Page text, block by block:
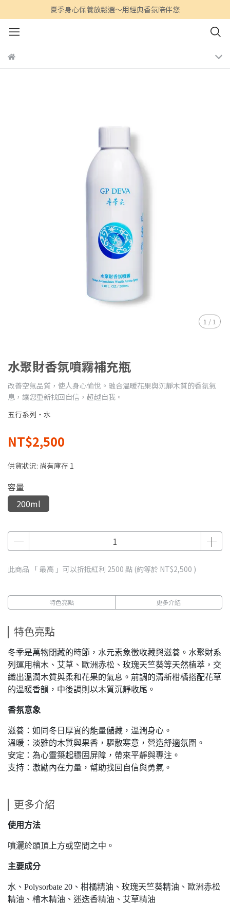
夏季身心保養放鬆選～用經典香氛陪伴您
1 / 1
水聚財香氛噴霧補充瓶
改善空氣品質，使人身心愉悅。融合溫暖花果與沉靜木質的香氛氣
息，讓您重新找回自信，超越自我。
五行系列・水
NT$2,500
供貨狀況: 尚有庫存 1
容量
200ml
此商品 「 最高 」可以折抵紅利 2500 點 (約等於 NT$2,500 )
特色亮點 更多介紹
特色亮點
冬季是萬物閉藏的時節，水元素象徵收藏與滋養。水聚財系
列運用檜木、艾草、歐洲赤松、玫瑰天竺葵等天然植萃，交
織出溫潤木質與柔和花果的氣息。前調的清新柑橘搭配花草
的溫暖香韻，中後調則以木質沉靜收尾。
香氛意象
滋養：如同冬日厚實的能量儲藏，溫潤身心。
溫暖：淡雅的木質與果香，驅散寒意，營造舒適氛圍。
安定：為心靈築起穩固屏障，帶來平靜與專注。
支持：激勵內在力量，幫助找回自信與勇氣。
更多介紹
使用方法
噴灑於頭頂上方或空間之中。
主要成分
水、Polysorbate 20、柑橘精油、玫瑰天竺葵精油、歐洲赤松
精油、檜木精油、迷迭香精油、艾草精油